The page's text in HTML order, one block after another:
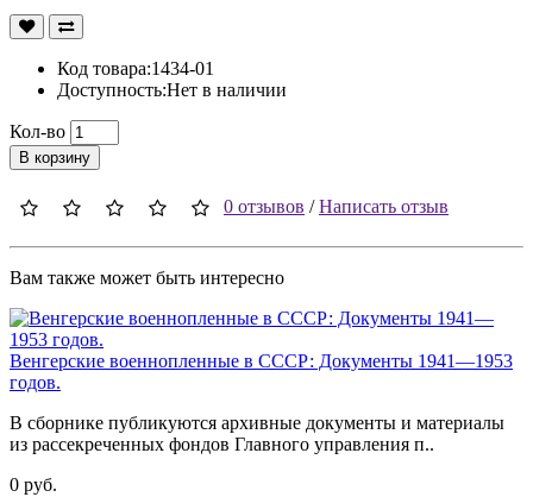
Код товара:1434-01
Доступность:Нет в наличии
Кол-во
В корзину
0 отзывов /Написать отзыв
Вам также может быть интересно
Венгерские военнопленные в СССР: Документы 1941—1953
годов.
В сборнике публикуются архивные документы и материалы
из рассекреченных фондов Главного управления п..
0 руб.